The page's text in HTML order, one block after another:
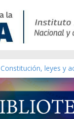
Constitución, leyes y
Una Parálisis
Modesta Bor
Gaceta Oficial de la
Catálogo temático de